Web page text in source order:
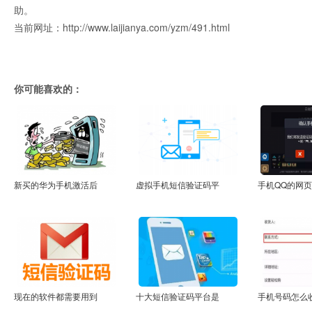
助。
当前网址：http://www.laijianya.com/yzm/491.html
你可能喜欢的：
新买的华为手机激活后 虚拟手机短信验证码平 手机QQ的网
现在的软件都需要用到 十大短信验证码平台是 手机号码怎么